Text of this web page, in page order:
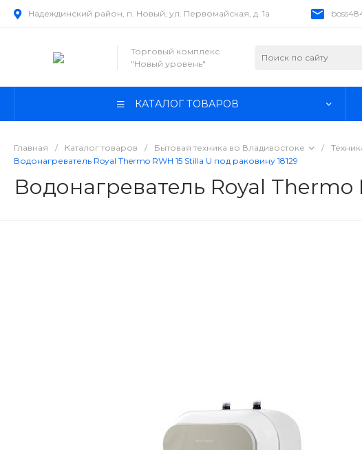
Надеждинский район, п. Новый, ул. Первомайская, д. 1а
Торговый комплекс
"Новый уровень"
КАТАЛОГ ТОВАРОВ
Главная / Каталог товаров / Бытовая техника во Владивостоке /
Водонагреватель Royal Thermo RWH 15 Stilla U под раковину 18129
Водонагреватель Royal Thermo